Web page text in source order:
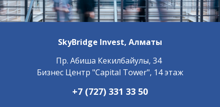
SkyBridge Invest, Алматы
Пр. ​Абиша Кекилбайулы, 34
Бизнес Центр "Capital Tower", 14 этаж
+7 (727) 331 33 50